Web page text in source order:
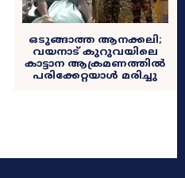
ഒടുങ്ങാത്ത ആനക്കലി;
വയനാട് കുറുവയിലെ
കാട്ടാന ആക്രമണത്തിൽ
പരിക്കേറ്റയാള്‍ മരിച്ചു